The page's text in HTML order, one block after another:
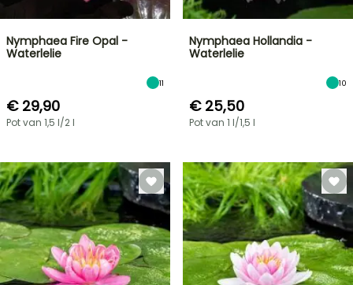
Nymphaea Fire Opal -
Waterlelie
11
€ 29,90
Pot van 1,5 l/2 l
Nymphaea Hollandia -
Waterlelie
10
€ 25,50
Pot van 1 l/1,5 l